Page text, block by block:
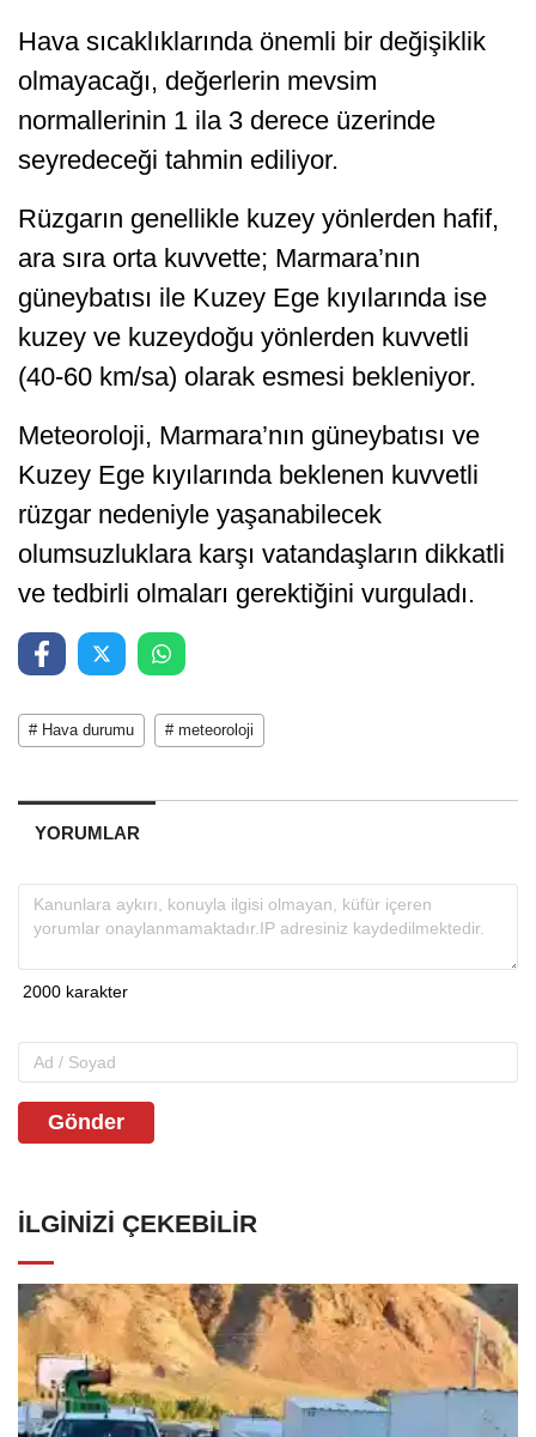
Hava sıcaklıklarında önemli bir değişiklik
olmayacağı, değerlerin mevsim
normallerinin 1 ila 3 derece üzerinde
seyredeceği tahmin ediliyor.
Rüzgarın genellikle kuzey yönlerden hafif,
ara sıra orta kuvvette; Marmara’nın
güneybatısı ile Kuzey Ege kıyılarında ise
kuzey ve kuzeydoğu yönlerden kuvvetli
(40-60 km/sa) olarak esmesi bekleniyor.
Meteoroloji, Marmara’nın güneybatısı ve
Kuzey Ege kıyılarında beklenen kuvvetli
rüzgar nedeniyle yaşanabilecek
olumsuzluklara karşı vatandaşların dikkatli
ve tedbirli olmaları gerektiğini vurguladı.
# Hava durumu # meteoroloji
YORUMLAR
Gönder
İLGINIZI ÇEKEBILIR